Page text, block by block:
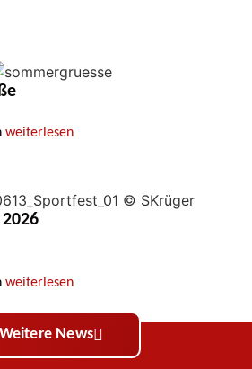
weiterlesen
weiterlesen
Weitere News